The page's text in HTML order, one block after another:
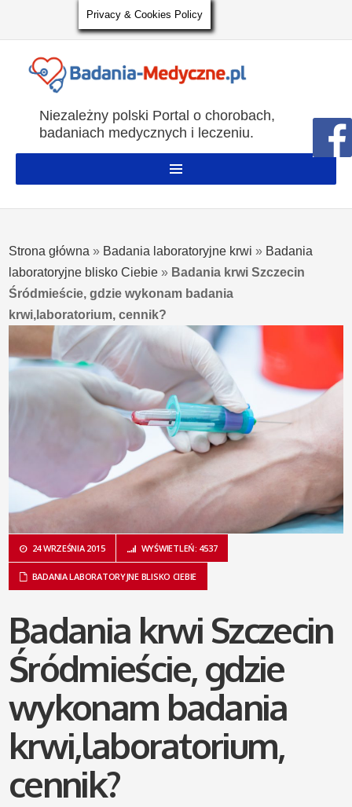
Niezależny polski Portal o chorobach,
badaniach medycznych i leczeniu.
Strona główna » Badania laboratoryjne krwi » Badania
laboratoryjne blisko Ciebie » Badania krwi Szczecin
Śródmieście, gdzie wykonam badania
krwi,laboratorium, cennik?
24 WRZEŚNIA 2015 WYŚWIETLEŃ: 4537
BADANIA LABORATORYJNE BLISKO CIEBIE
Badania krwi Szczecin
Śródmieście, gdzie
wykonam badania
krwi,laboratorium,
cennik?
Privacy & Cookies Policy